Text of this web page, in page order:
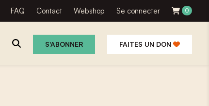
FAQ Contact Webshop Se connecter 0
S'ABONNER FAITES UN DON